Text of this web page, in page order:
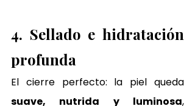
4. Sellado e hidratación
profunda
suave, nutrida y luminosa,